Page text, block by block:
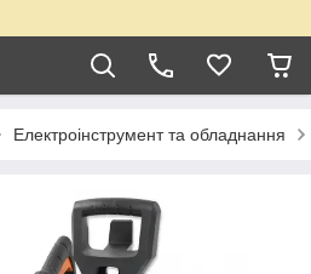
Електроінструмент та обладнання